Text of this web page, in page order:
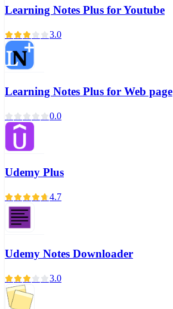
Learning Notes Plus for Youtube
3.0
Learning Notes Plus for Web page
0.0
Udemy Plus
4.7
Udemy Notes Downloader
3.0